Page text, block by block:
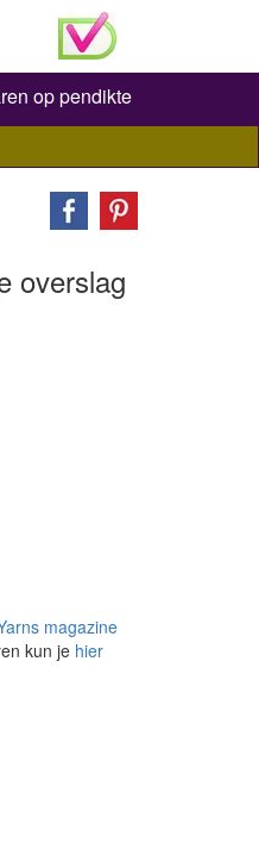
op pendikte
overslag
magazine
kun je hier